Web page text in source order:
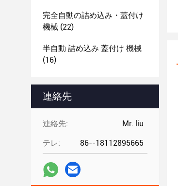
完全自動の詰め込み・蓋付け
機械 (22)
半自動 詰め込み 蓋付け 機械
(16)
連絡先
連絡先: Mr. liu
テレ: 86--18112895665